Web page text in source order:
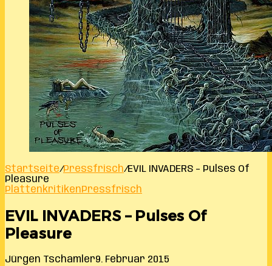
Startseite/Pressfrisch/EVIL INVADERS – Pulses Of
Pleasure
PlattenkritikenPressfrisch
EVIL INVADERS – Pulses Of
Pleasure
Jürgen Tschamler9. Februar 2015